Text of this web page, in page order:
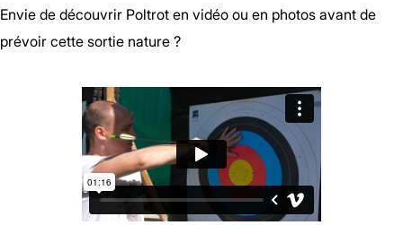
Envie de découvrir Poltrot en vidéo ou en photos avant de
prévoir cette sortie nature ?